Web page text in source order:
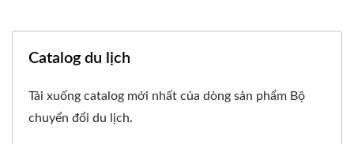
Catalog du lịch
Tải xuống catalog mới nhất của dòng sản phẩm Bộ
chuyển đổi du lịch.